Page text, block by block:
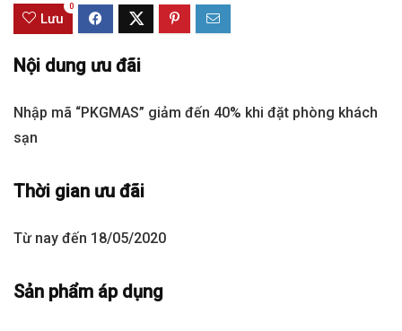
Lưu
0
Nội dung ưu đãi
Nhập mã “PKGMAS” giảm đến 40% khi đặt phòng khách
sạn
Thời gian ưu đãi
Từ nay đến 18/05/2020
Sản phẩm áp dụng